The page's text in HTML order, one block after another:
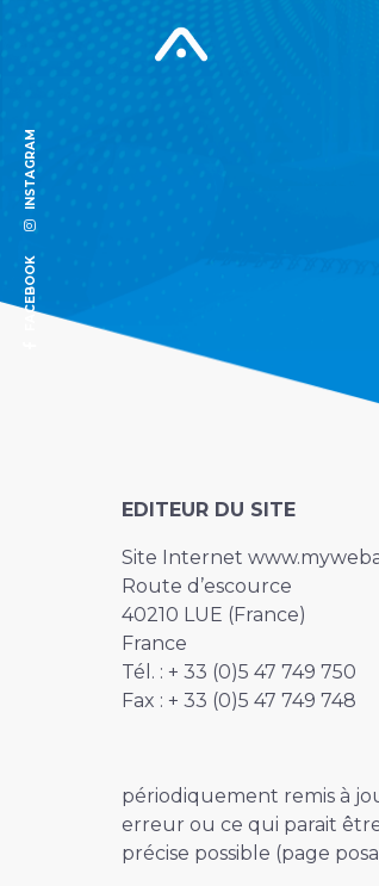
FACEBOOK
INSTAGRAM
EDITEUR DU SITE
Site Internet
Route d’escource
40210 LUE (France)
France
Tél. : + 33 (0)5 47 749 750
Fax : + 33 (0)5 47 749 748
périodiquement remis à
erreur ou ce qui parait
précise possible (page